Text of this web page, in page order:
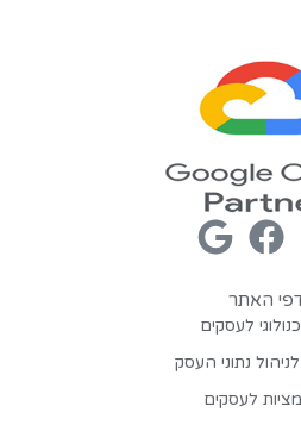
האתר
לעסקים
נתוני העסק
לעסקים